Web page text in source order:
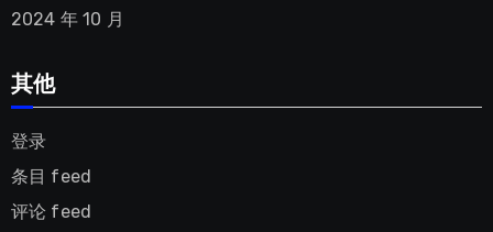
2024 年 10 月
其他
登录
条目 feed
评论 feed